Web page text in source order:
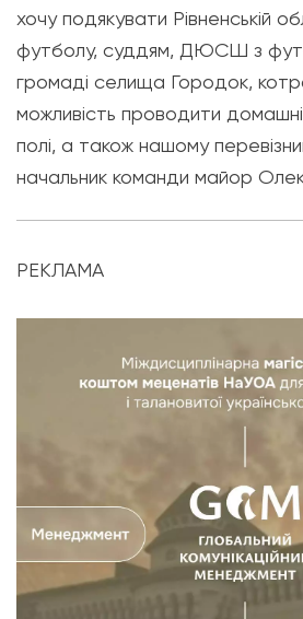
хочу подякувати Рівненській
футболу, суддям, ДЮСШ з
громаді селища Городок,
можливість проводити домашні
полі, а також нашому
начальник команди майор
РЕКЛАМА